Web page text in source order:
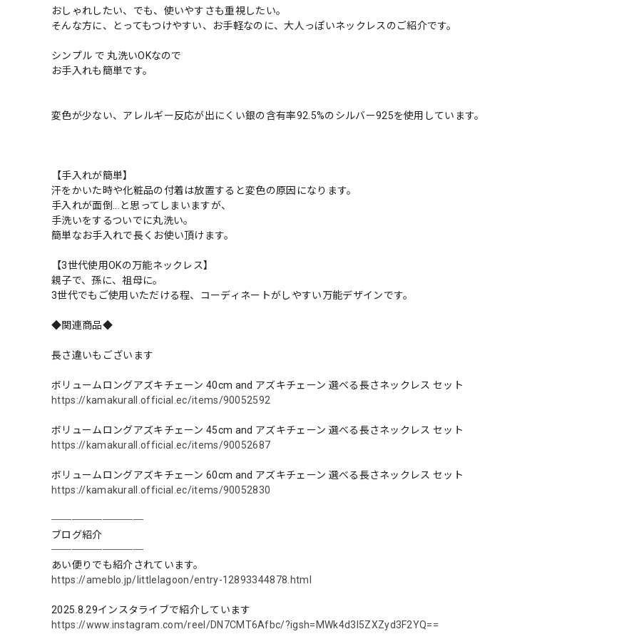
おしゃれしたい、でも、使いやすさも重視したい。
そんな方に、とってもつけやすい、お手軽なのに、大人っぽいネックレスのご紹介です。
シンプル で 丸洗いOKなので
お手入れも簡単です。
変色が少ない、アレルギー反応が出にくい銀の含有率92.5%のシルバー925を使用しています。
【手入れが簡単】
汗をかいた時や化粧品の付着は放置すると変色の原因になります。
手入れが面倒...と思ってしまいますが、
手洗いをするついでに丸洗い。
簡単なお手入れで長くお使い頂けます。
【3世代使用OKの万能ネックレス】
親子で、孫に、祖母に。
3世代でもご使用いただける程、コーディネートがしやすい万能デザインです。
◆関連商品◆
長さ違いもございます
ボリュームロングアズキチェーン 40cm and アズキチェーン 選べる長さネックレス セット
https://kamakurall.official.ec/items/90052592
ボリュームロングアズキチェーン 45cm and アズキチェーン 選べる長さネックレス セット
https://kamakurall.official.ec/items/90052687
ボリュームロングアズキチェーン 60cm and アズキチェーン 選べる長さネックレス セット
https://kamakurall.official.ec/items/90052830
─────────
ブログ紹介
─────────
あい便りでも紹介されています。
https://ameblo.jp/littlelagoon/entry-12893344878.html
2025.8.29インスタライブで紹介しています
https://www.instagram.com/reel/DN7CMT6Afbc/?igsh=MWk4d3I5ZXZyd3F2YQ==